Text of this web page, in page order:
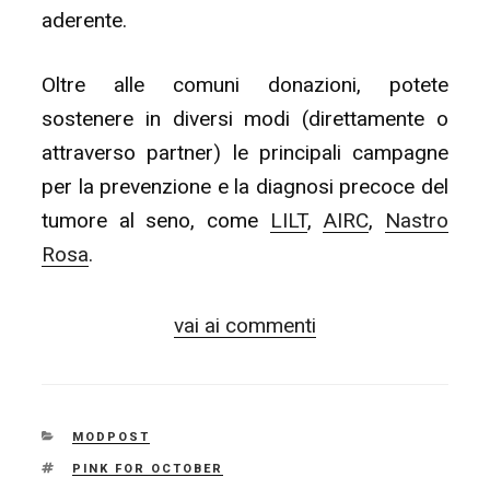
aderente.
Oltre alle comuni donazioni, potete
sostenere in diversi modi (direttamente o
attraverso partner) le principali campagne
per la prevenzione e la diagnosi precoce del
tumore al seno, come LILT, AIRC,
Nastro
Rosa.
vai ai commenti
CATEGORIE
MODPOST
TAG
PINK FOR OCTOBER